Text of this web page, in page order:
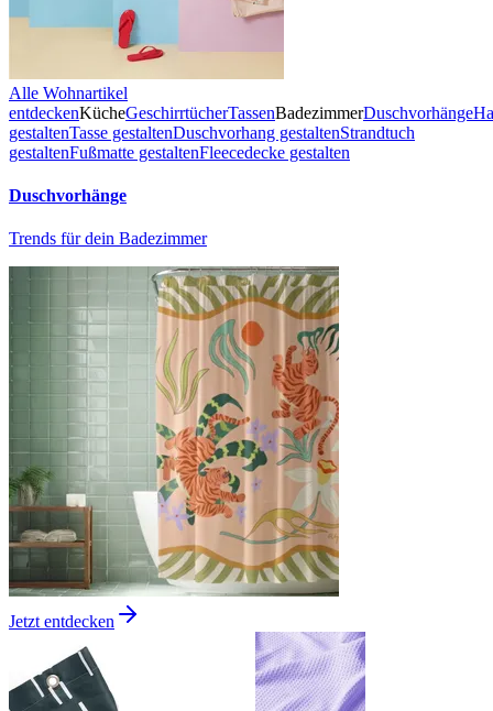
Alle Wohnartikel
entdeckenKücheGeschirrtücherTassenBadezimmerDuschvorhänge
gestaltenTasse gestaltenDuschvorhang gestaltenStrandtuch
gestaltenFußmatte gestaltenFleecedecke gestalten
Duschvorhänge
Trends für dein Badezimmer
Jetzt entdecken